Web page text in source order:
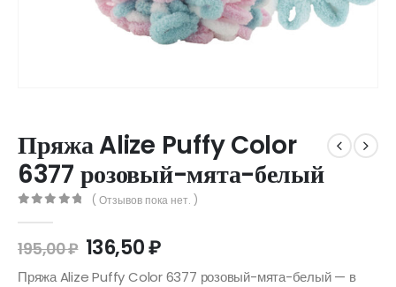
Пряжа Alize Puffy Color
6377 розовый-мята-белый
( Отзывов пока нет. )
195,00₽ 136,50₽
Пряжа Alize Puffy Color 6377 розовый-мята-белый — в